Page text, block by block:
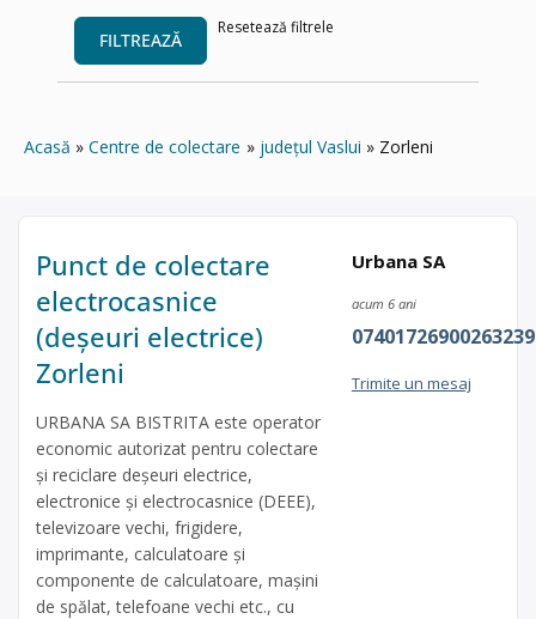
FILTREAZĂ
Resetează filtrele
Acasă Centre de colectare județul Vaslui Zorleni
Punct de colectare
electrocasnice
(deșeuri electrice)
Zorleni
URBANA SA BISTRITA este operator
economic autorizat pentru colectare
și reciclare deșeuri electrice,
electronice și electrocasnice (DEEE),
televizoare vechi, frigidere,
imprimante, calculatoare și
componente de calculatoare, mașini
de spălat, telefoane vechi etc., cu
Urbana SA
acum 6 ani
Trimite un mesaj